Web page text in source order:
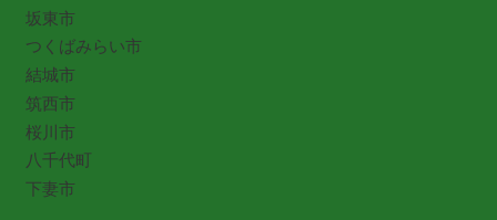
坂東市
つくばみらい市
結城市
筑西市
桜川市
八千代町
下妻市